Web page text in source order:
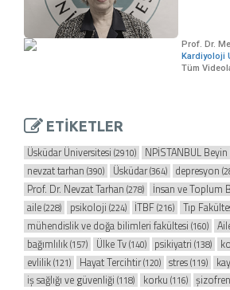
Prof. Dr.
Kardiyoloji
Tüm
ETİKETLER
Üsküdar Üniversitesi (2910) NPİSTANBUL
nevzat tarhan (390) Üsküdar(364) depresyon
Prof. Dr. Nevzat Tarhan (278) İnsan ve Toplum
aile(228) psikoloji (224) İTBF(216) Tıp
mühendislik ve doğa bilimleri fakültesi (160)
bağımlılık(157) Ülke Tv(140) psikiyatri(138)
evlilik(121) Hayat Tercihtir(120) stres(119)
iş sağlığı ve güvenliği (118) korku (116)